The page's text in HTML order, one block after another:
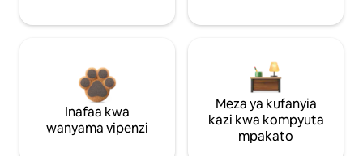
Inafaa kwa
wanyama vipenzi
Meza ya kufanyia
kazi kwa kompyuta
mpakato